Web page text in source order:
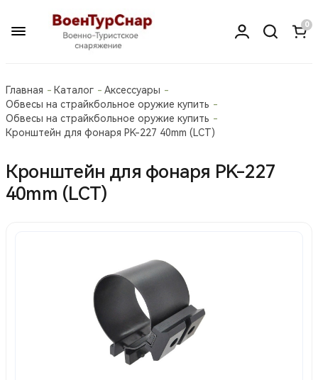
0
Главная Каталог
Аксессуары
Обвесы на страйкбольное оружие купить
Обвесы на страйкбольное оружие купить
Кронштейн для фонаря PK-227 40mm (LCT)
Кронштейн для фонаря PK-227
40mm (LCT)